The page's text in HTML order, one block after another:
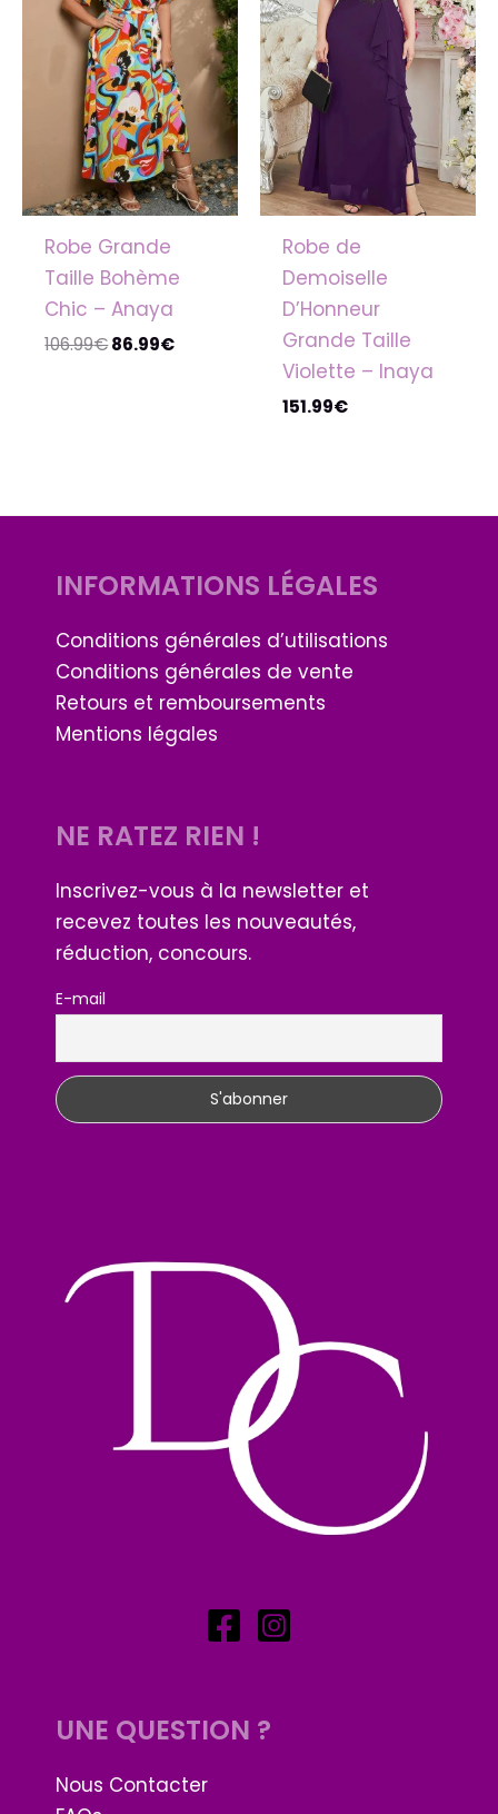
Robe Grande
Taille Bohème
Chic – Anaya
106.99€86.99€
Robe de
Demoiselle
D’Honneur
Grande Taille
Violette – Inaya
151.99€
INFORMATIONS LÉGALES
Conditions générales d’utilisations
Conditions générales de vente
Retours et remboursements
Mentions légales
NE RATEZ RIEN !
Inscrivez-vous à la newsletter et
recevez toutes les nouveautés,
réduction, concours.
E-mail
UNE QUESTION ?
Nous Contacter